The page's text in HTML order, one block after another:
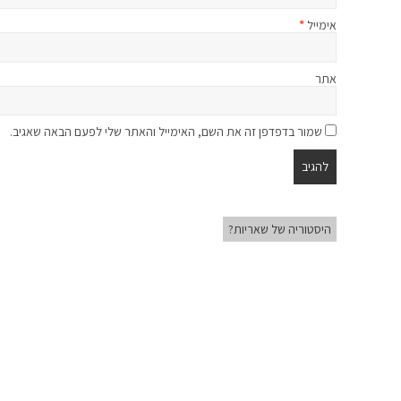
אימייל *
אתר
שמור בדפדפן זה את השם, האימייל והאתר שלי לפעם הבאה שאגיב.
היסטוריה של שאריות?